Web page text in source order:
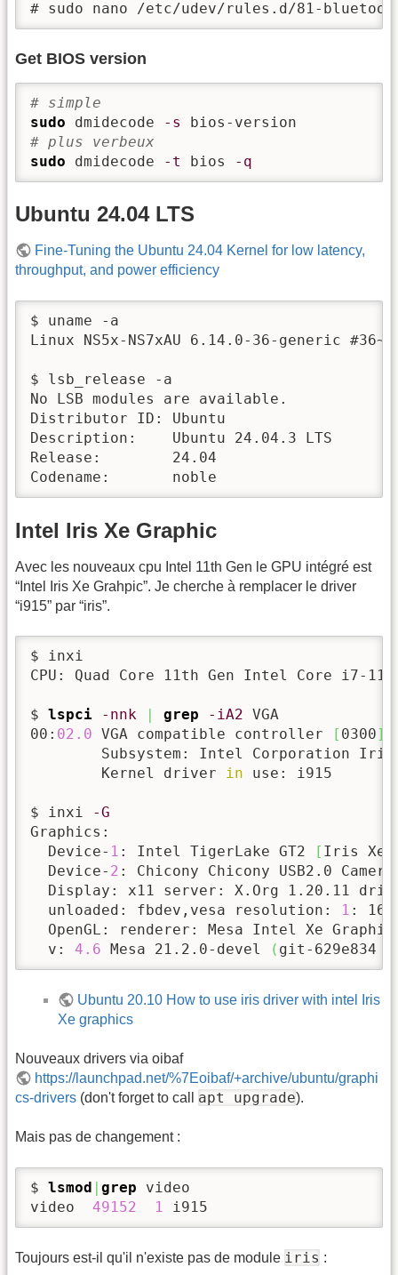
Get BIOS version
# simple
sudo dmidecode -s
# plus verbeux
sudo dmidecode -t bios -q
Ubuntu 24.04 LTS
Fine-Tuning the Ubuntu 24.04 Kernel for low latency,
throughput, and power efficiency
$ uname -a
Linux NS5x-NS7xAU 6.14.0-36-generic
$ lsb_release -a
No LSB modules are available.
Distributor ID:	Ubuntu
Description:	Ubuntu 24.04.3 LTS
Release:	24.04
Codename:	noble
Intel Iris Xe Graphic
Avec les nouveaux cpu Intel 11th Gen le GPU intégré est
“Intel Iris Xe Grahpic”. Je cherche à remplacer le driver
“i915” par “iris”.
$ inxi
CPU: Quad Core 11th Gen Intel Core i7-
$ lspci -nnk | grep -iA2 VGA
00: 02.0 VGA compatible controller [ 0300]
Subsystem: Intel Corporation
	Kernel driver
in use: i915
$ inxi
-G
Graphics:
  Device-
1 : Intel TigerLake GT2 [ Iris Xe
  Device-
2 : Chicony Chicony USB2.0
Display: x11 server: X.Org 1.20.11
  unloaded: fbdev,vesa resolution:
1 :
OpenGL: renderer: Mesa Intel Xe
  v:
4.6 Mesa 21.2.0-devel ( git-629e834
Ubuntu 20.10 How to use iris driver with intel Iris
Xe graphics
Nouveaux drivers via oibaf
https://launchpad.net/%7Eoibaf/+archive/ubuntu/graphi
cs-drivers (don't forget to call apt upgrade).
Mais pas de changement :
$ lsmod | grep video
video 49152 1 i915
Toujours est-il qu'il n'existe pas de module iris :